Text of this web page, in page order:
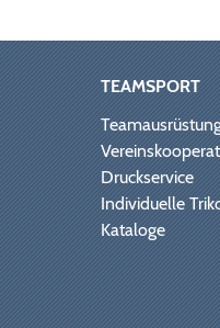
TEAMSPORT
Druckservice
Individuelle
Kataloge